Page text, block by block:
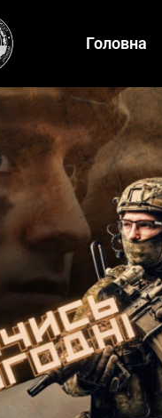
Головна